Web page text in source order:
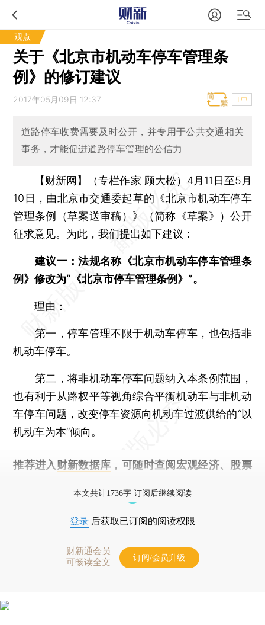
观点
关于《北京市机动车停车管理条
例》的修订建议
2017年05月09日 12:37 T中
道路停车收费需要及时公开，并专用于公共交通相关
事务，才能促进道路停车管理的公信力
【财新网】（专栏作家 顾大松） 4月11日至5月
10日，由北京市交通委起草的《北京市机动车停车
管理条例（草案送审稿）》（简称《草案》）公开
征求意见。为此，我们提出如下建议：
建议一：法规名称《北京市机动车停车管理条
例》修改为“《北京市停车管理条例》”。
理由：
第一，停车管理不限于机动车停车，也包括非
机动车停车。
第二，将非机动车停车问题纳入本条例范围，
也有利于从路权平等视角综合平衡机动车与非机动
车停车问题，改变停车资源向机动车过渡供给的“以
机动车为本”倾向。
推荐进入 财新数据库 ，可随时查阅宏观经济、股票
本文共计1736字 订阅后继续阅读
登录 后获取已订阅的阅读权限
财新通会员
可畅读全文
订阅/会员升级